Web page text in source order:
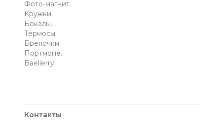
Фото-магнит.
Кружки.
Бокалы.
Термосы.
Брелочки.
Портмоне.
Baellerry.
Контакты